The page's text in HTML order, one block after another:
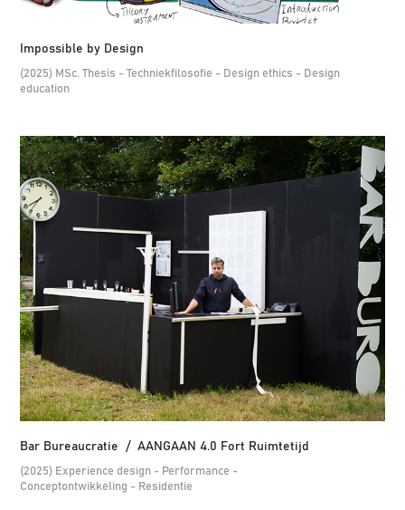
Impossible by Design
(2025) MSc. Thesis - Techniekfilosofie - Design ethics - Design
education
Bar Bureaucratie  /  AANGAAN 4.0 Fort Ruimtetijd
(2025) Experience design - Performance -
Conceptontwikkeling - Residentie